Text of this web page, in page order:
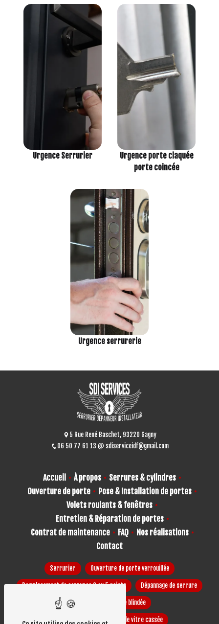
Urgence Serrurier
Urgence porte claquée
porte coincée
Urgence serrurerie
5 Rue René Baschet, 93220 Gagny
06 50 77 61 13
sdiserviceidf@gmail.com
Accueil À propos
Serrures & cylindres
Ouverture de porte
Pose & Installation de portes
Volets roulants & fenêtres
Entretien & Réparation de portes
Contrat de maintenance
FAQ
Nos réalisations
Contact
Serrurier Ouverture de porte verrouillée
Remplacement de serrures 3 ou 5 points Dépannage de serrure
Installation de porte blindée
Installation et réparation de vitre cassée